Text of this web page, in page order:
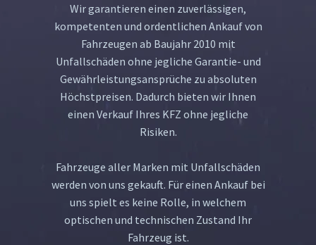
Wir garantieren einen zuverlässigen,
kompetenten und ordentlichen Ankauf von
Fahrzeugen ab Baujahr 2010 mit
Unfallschäden ohne jegliche Garantie- und
Gewährleistungsansprüche zu absoluten
Höchstpreisen. Dadurch bieten wir Ihnen
einen Verkauf Ihres KFZ ohne jegliche
Risiken.
Fahrzeuge aller Marken mit Unfallschäden
werden von uns gekauft. Für einen Ankauf bei
uns spielt es keine Rolle, in welchem
optischen und technischen Zustand Ihr
Fahrzeug ist.